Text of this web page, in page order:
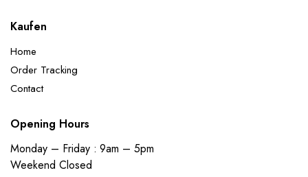
Kaufen
Home
Order Tracking
Contact
Opening Hours
Monday – Friday : 9am – 5pm
Weekend Closed